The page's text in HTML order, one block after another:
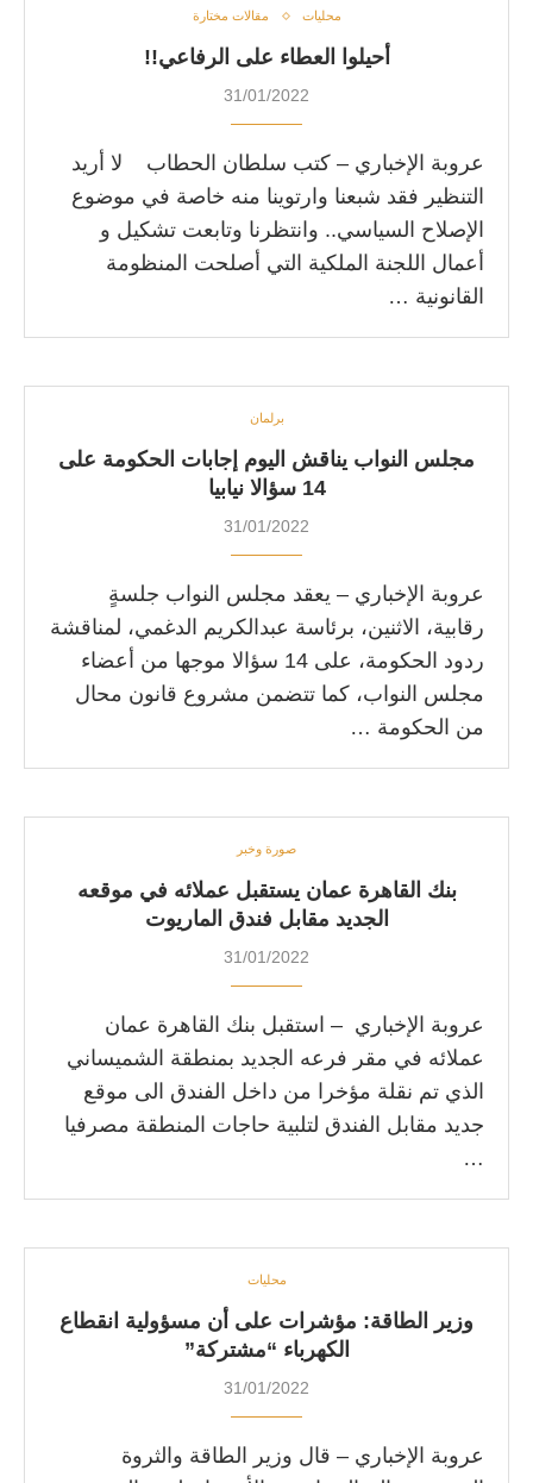
محليات مقالات مختارة
‏أحيلوا العطاء على الرفاعي!!
31/01/2022
عروبة الإخباري – كتب سلطان الحطاب لا أريد
التنظير فقد شبعنا وارتوينا منه خاصة في موضوع
الإصلاح السياسي.. وانتظرنا وتابعت تشكيل و
أعمال اللجنة الملكية التي أصلحت المنظومة
القانونية …
برلمان
مجلس النواب يناقش اليوم إجابات الحكومة على
14 سؤالا نيابيا
31/01/2022
عروبة الإخباري – يعقد مجلس النواب جلسةٍ
رقابية، الاثنين، برئاسة عبدالكريم الدغمي، لمناقشة
ردود الحكومة، على 14 سؤالا موجها من أعضاء
مجلس النواب، كما تتضمن مشروع قانون محال
من الحكومة …
صورة وخبر
بنك القاهرة عمان يستقبل عملائه في موقعه
الجديد مقابل فندق الماريوت
31/01/2022
عروبة الإخباري – استقبل بنك القاهرة عمان
عملائه في مقر فرعه الجديد بمنطقة الشميساني
الذي تم نقلة مؤخرا من داخل الفندق الى موقع
جديد مقابل الفندق لتلبية حاجات المنطقة مصرفيا
…
محليات
وزير الطاقة: مؤشرات على أن مسؤولية انقطاع
الكهرباء “مشتركة”
31/01/2022
عروبة الإخباري – قال وزير الطاقة والثروة